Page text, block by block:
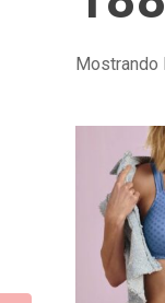
Mostrando
producto
tiene
múltiples
variantes.